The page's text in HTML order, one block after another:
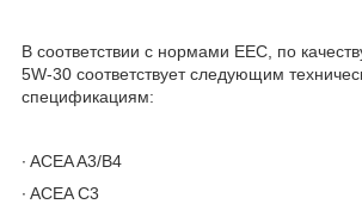
В соответствии с нормами EEC, по
5W-30 соответствует следующим
спецификациям:
∙ ACEA A3/B4
∙ ACEA C3